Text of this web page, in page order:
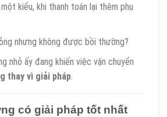
kiểu, khi thanh toán lại thêm phụ
nhưng không được bồi thường?
nhỏ ấy đang khiến việc vận chuyển
thay vì giải pháp.
có giải pháp tốt nhất